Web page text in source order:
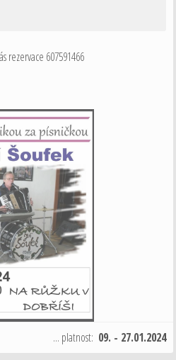
rezervace 607591466
... platnost: 09. - 27.01.2024